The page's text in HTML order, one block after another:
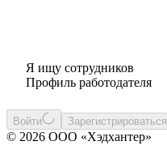
Я ищу сотрудников
Профиль работодателя
Войти Зарегистрироваться
© 2026 ООО «Хэдхантер»